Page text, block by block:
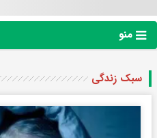
منو
سبک زندگی